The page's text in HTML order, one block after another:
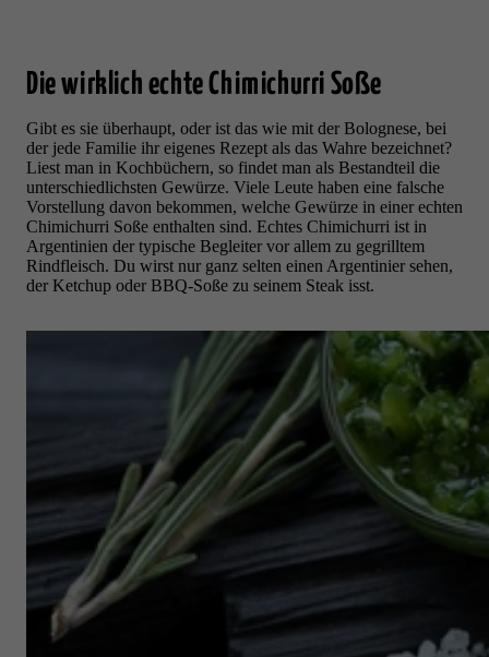
Die wirklich echte Chimichurri Soße
Gibt es sie überhaupt, oder ist das wie mit der Bolognese, bei
der jede Familie ihr eigenes Rezept als das Wahre bezeichnet?
Liest man in Kochbüchern, so findet man als Bestandteil die
unterschiedlichsten Gewürze. Viele Leute haben eine falsche
Vorstellung davon bekommen, welche Gewürze in einer echten
Chimichurri Soße enthalten sind. Echtes Chimichurri ist in
Argentinien der typische Begleiter vor allem zu gegrilltem
Rindfleisch. Du wirst nur ganz selten einen Argentinier sehen,
der Ketchup oder BBQ-Soße zu seinem Steak isst.